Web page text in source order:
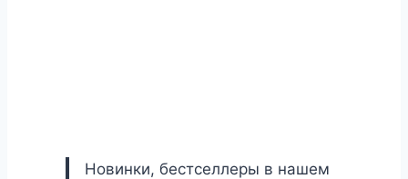
Новинки, бестселлеры в нашем